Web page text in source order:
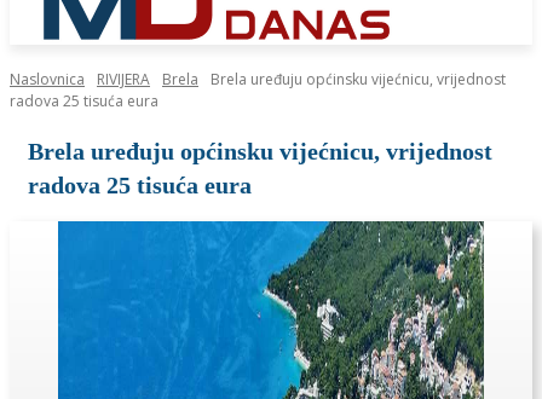
Naslovnica RIVIJERA Brela
Brela uređuju općinsku vijećnicu, vrijednost
radova 25 tisuća eura
Brela uređuju općinsku vijećnicu, vrijednost
radova 25 tisuća eura